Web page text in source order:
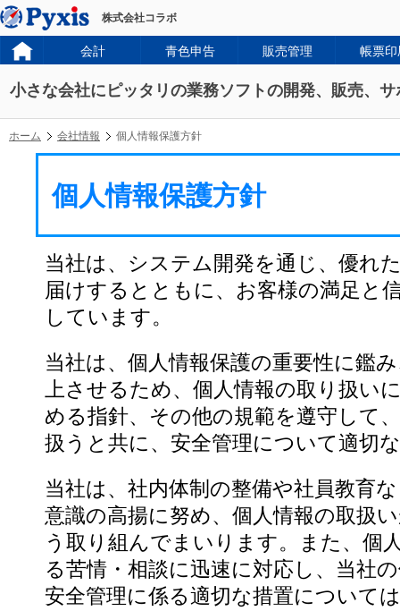
株式会社コラボ
会計 青色申告 販売管理 帳票印
小さな会社にピッタリの業務ソフトの開発、販売、サ
ホーム 会社情報 個人情報保護方針
個人情報保護方針
当社は、システム開発を通じ、優れ
届けするとともに、お客様の満足と
しています。
当社は、個人情報保護の重要性に鑑
上させるため、個人情報の取り扱い
める指針、その他の規範を遵守して
扱うと共に、安全管理について適切
当社は、社内体制の整備や社員教育
意識の高揚に努め、個人情報の取扱
う取り組んでまいります。また、個
る苦情・相談に迅速に対応し、当社
安全管理に係る適切な措置について